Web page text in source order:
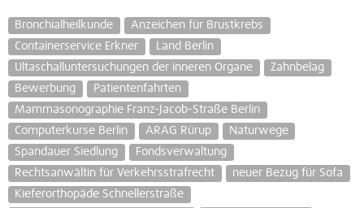
Bronchialheilkunde
Anzeichen für Brustkrebs
Containerservice Erkner
Land Berlin
Ultaschalluntersuchungen der inneren Organe
Zahnbelag
Bewerbung
Patientenfahrten
Mammasonographie Franz-Jacob-Straße Berlin
Computerkurse Berlin
ARAG Rürup
Naturwege
Spandauer Siedlung
Fondsverwaltung
Rechtsanwältin für Verkehrsstrafrecht
neuer Bezug für Sofa
Kieferorthopäde Schnellerstraße